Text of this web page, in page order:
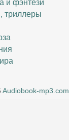
и фэнтези
триллеры
Audiobook-mp3.com